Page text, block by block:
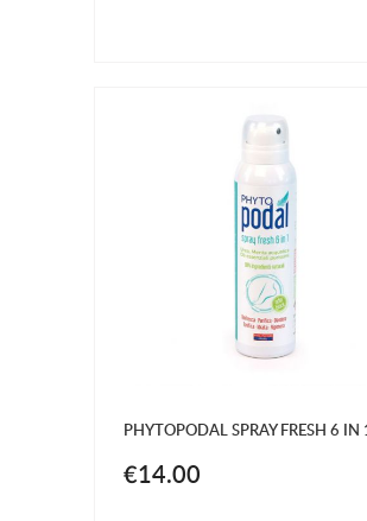
PHYTOPODAL SPRAY FRESH 6 IN
€14.00